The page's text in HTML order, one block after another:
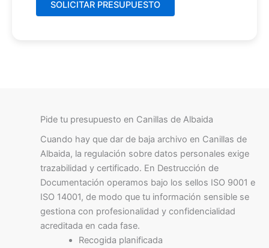
Pide tu presupuesto en Canillas de Albaida
Cuando hay que dar de baja archivo en Canillas de
Albaida, la regulación sobre datos personales exige
trazabilidad y certificado. En Destrucción de
Documentación operamos bajo los sellos ISO 9001 e
ISO 14001, de modo que tu información sensible se
gestiona con profesionalidad y confidencialidad
acreditada en cada fase.
Recogida planificada